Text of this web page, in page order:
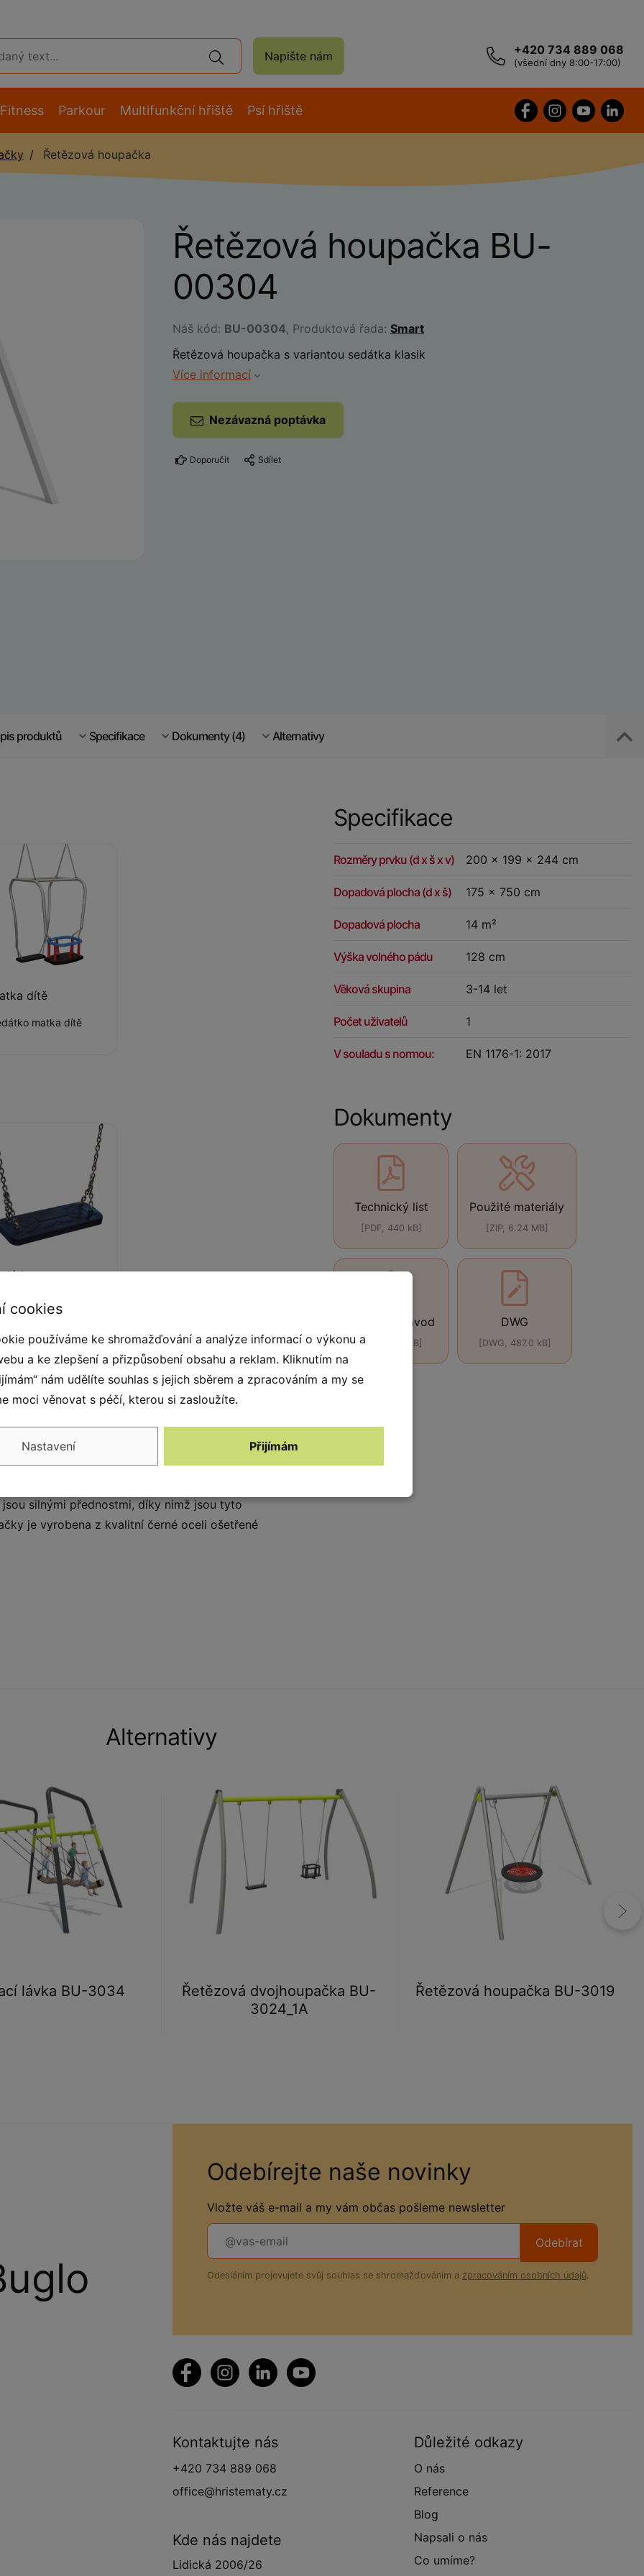
Napište nám +420 734 889 068
(všední dny 8:00-17:00)
Fitness Parkour Multifunkční hřiště Psí hřiště
Řetězová houpačka
Řetězová houpačka BU-
00304
Náš kód: BU-00304, Produktová řada: Smart
Řetězová houpačka s variantou sedátka klasik
Více informací
Nezávazná poptávka
Doporučit Sdílet
produktů Specifikace Dokumenty (4) Alternativy
Specifikace
Rozměry prvku (d x š x v) 200 x 199 x 244 cm
Dopadová plocha (d x š) 175 x 750 cm
Dopadová plocha 14 m²
Výška volného pádu 128 cm
Věková skupina 3-14 let
Počet uživatelů 1
V souladu s normou: EN 1176-1: 2017
Dokumenty
Technický list
[PDF, 440 kB]
Použité materiály
[ZIP, 6.24 MB]
Montážní návod
[ZIP, 467.0 kB]
DWG
[DWG, 487.0 kB]
dítě
matka dítě
mají hliníkovou
EPDM pryží a
na 6 mm
Jednoduchá, ale odolná konstrukce a
Možnost propojení modulů podle vlastních
silnými přednostmi, díky nimž jsou tyto
je vyrobena z kvalitní černé oceli ošetřené
Alternativy
lávka BU-3034
Řetězová dvojhoupačka BU-
3024_1A
Řetězová houpačka BU-3019
Odebírejte naše novinky
Vložte váš e-mail a my vám občas pošleme newsletter
Odebírat
Odesláním projevujete svůj souhlas se shromažďováním a zpracováním osobních údajů.
Kontaktujte nás
+420 734 889 068
office@hristematy.cz
Kde nás najdete
Lidická 2006/26
Důležité odkazy
O nás
Reference
Blog
Napsali o nás
Co umíme?
cookies
používáme ke shromažďování a analýze informací o výkonu a
a ke zlepšení a přizpůsobení obsahu a reklam. Kliknutím na
nám udělíte souhlas s jejich sběrem a zpracováním a my se
moci věnovat s péčí, kterou si zasloužíte.
Nastavení Přijímám